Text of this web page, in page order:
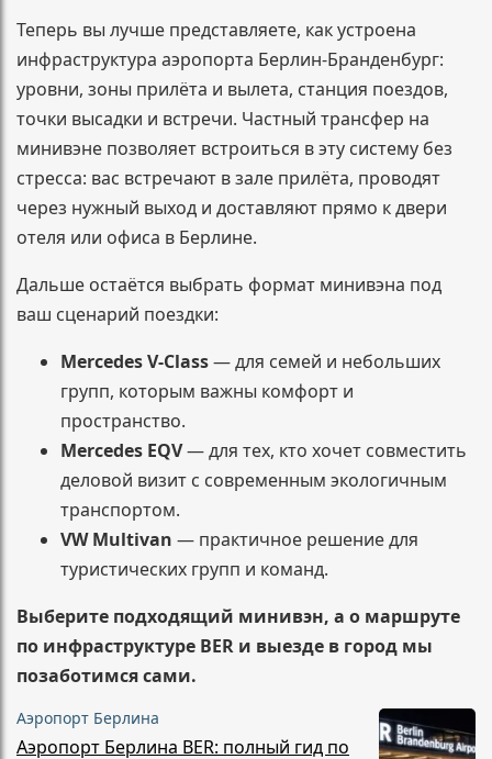
Теперь вы лучше представляете, как устроена
инфраструктура аэропорта Берлин-Бранденбург:
уровни, зоны прилёта и вылета, станция поездов,
точки высадки и встречи. Частный трансфер на
минивэне позволяет встроиться в эту систему без
стресса: вас встречают в зале прилёта, проводят
через нужный выход и доставляют прямо к двери
отеля или офиса в Берлине.
Дальше остаётся выбрать формат минивэна под
ваш сценарий поездки:
Mercedes V-Class— для семей и небольших
групп, которым важны комфорт и
пространство.
Mercedes EQV— для тех, кто хочет совместить
деловой визит с современным экологичным
транспортом.
VW Multivan — практичное решение для
туристических групп и команд.
Выберите подходящий минивэн, а о маршруте
по инфраструктуре BER и выезде в город мы
позаботимся сами.
Аэропорт Берлина
Аэропорт Берлина BER: полный гид по